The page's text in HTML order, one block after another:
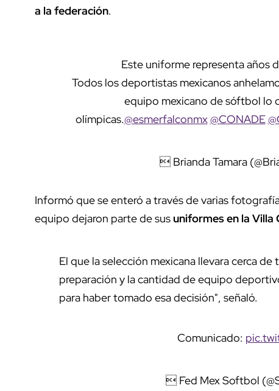
a la federación.
Este uniforme representa años
Todos los deportistas mexicanos
equipo mexicano de sóftbol lo
olímpicas.@esmerfalconmx@CONADE
 Brianda Tamara
Informó que se enteró a través de varias
equipo dejaron parte de sus uniformes en la Villa
El que la selección mexicana llevara cerca
preparación y la cantidad de equipo
para haber tomado esa decisión", señaló.
Comunicado:
 Fed Mex Softbol